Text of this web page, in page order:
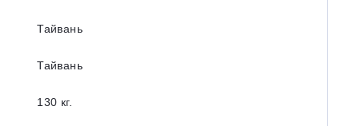
Тайвань
Тайвань
130 кг.